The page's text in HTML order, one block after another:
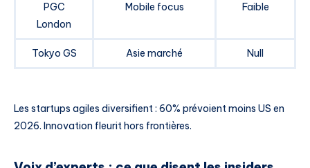
PGC
London
Mobile focus Faible
Tokyo GS Asie marché Null
Les startups agiles diversifient : 60% prévoient moins US en
2026. Innovation fleurit hors frontières.